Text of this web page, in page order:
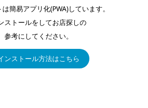
簡易アプリ化(PWA)しています。
ストールをしてお店探しの
参考にしてください。
ンストール方法はこちら